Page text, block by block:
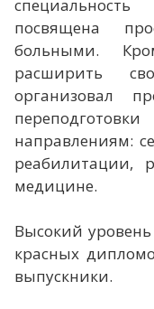
посвящена
больными.
расширить
организовал
направлениям:
реабилитации,
медицине.
Высокий
красных
выпускники.